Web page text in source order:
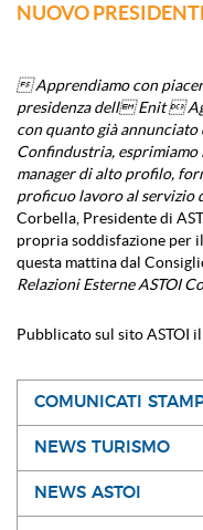
NUOVO
Apprendiamo con
presidenza dell Enit 
con quanto già
Confindustria,
manager di alto profilo,
proficuo lavoro al servizio
Corbella, Presidente di
propria soddisfazione per
questa mattina dal
Relazioni Esterne ASTOI
Pubblicato sul sito ASTOI
COMUNICATI
NEWS TURISMO
NEWS ASTOI